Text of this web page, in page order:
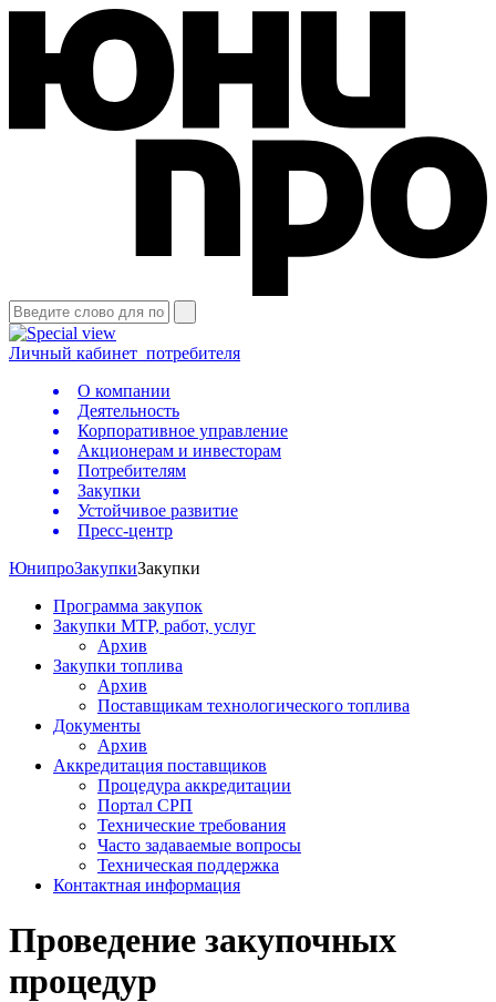
Личный кабинет потребителя
О компании
Деятельность
Корпоративное управление
Акционерам и инвесторам
Потребителям
Закупки
Устойчивое развитие
Пресс-центр
ЮнипроЗакупкиЗакупки
Программа закупок
Закупки МТР, работ, услуг
Архив
Закупки топлива
Архив
Поставщикам технологического топлива
Документы
Архив
Аккредитация поставщиков
Процедура аккредитации
Портал СРП
Технические требования
Часто задаваемые вопросы
Техническая поддержка
Контактная информация
Проведение закупочных
процедур